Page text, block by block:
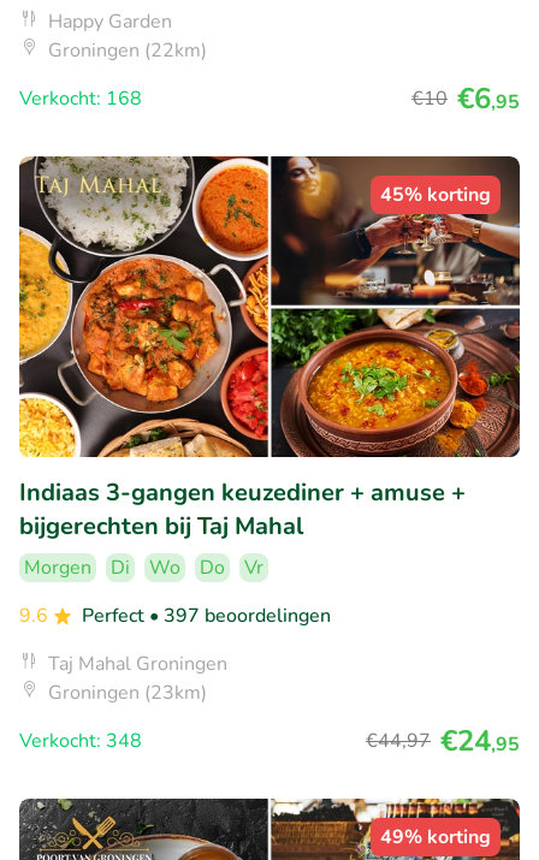
Happy Garden
Groningen (22km)
Verkocht: 168
€10 €6,95
45% korting
Indiaas 3-gangen keuzediner + amuse +
bijgerechten bij Taj Mahal
Morgen Di Wo Do
Vr
9.6
Perfect • 397 beoordelingen
Taj Mahal Groningen
Groningen (23km)
Verkocht: 348
€44,97 €24,95
49% korting